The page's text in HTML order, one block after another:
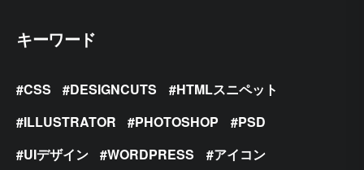
キーワード
CSS DESIGNCUTS
HTMLスニペット
ILLUSTRATOR
PHOTOSHOP
PSD
UIデザイン
WORDPRESS
アイコン